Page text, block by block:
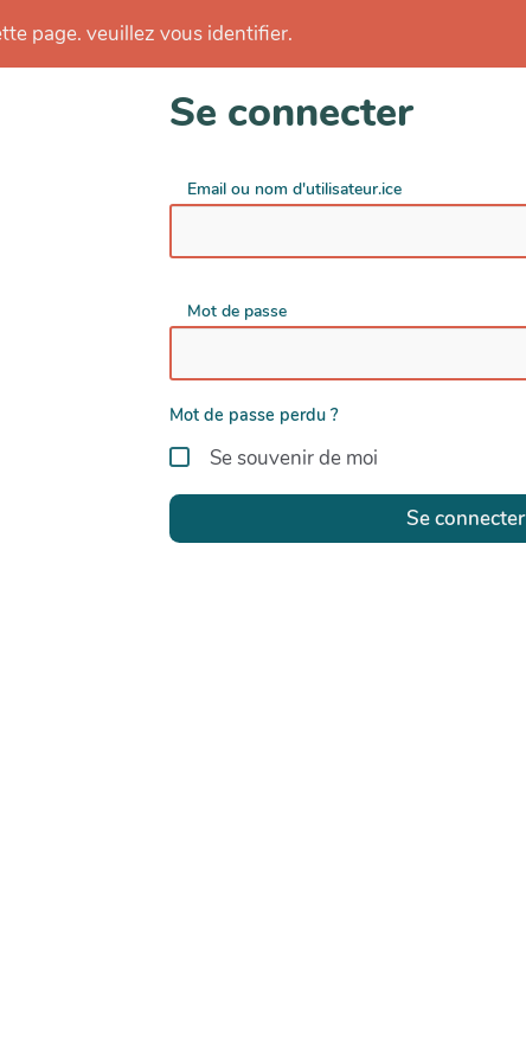
page. veuillez vous identifier.
Se connecter
Email ou nom d'utilisateur.ice
Mot de passe
Mot de passe perdu ?
Se souvenir de moi
Se connecter